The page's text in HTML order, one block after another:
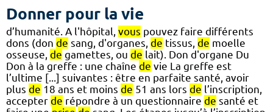
Donner pour la vie
d’humanité. A l'hôpital, vous pouvez faire différents
dons (don de sang, d'organes, de tissus, de moelle
osseuse, de gamettes, ou de lait). Don d'organe Du
Don à la greffe : une chaîne de vie La greffe est
l’ultime [...] suivantes : être en parfaite santé, avoir
plus de 18 ans et moins de 51 ans lors de l’inscription,
accepter de répondre à un questionnaire de santé et